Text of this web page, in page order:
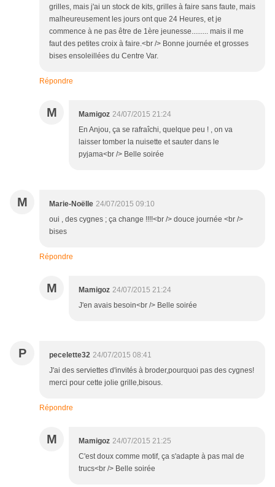
grilles, mais j'ai un stock de kits, grilles à faire sans faute, mais
malheureusement les jours ont que 24 Heures, et je
commence à ne pas être de 1ère jeunesse......... mais il me
faut des petites croix à faire.<br /> Bonne journée et grosses
bises ensoleillées du Centre Var.
Répondre
M Mamigoz 24/07/2015 21:24
En Anjou, ça se rafraîchi, quelque peu ! , on va
laisser tomber la nuisette et sauter dans le
pyjama<br /> Belle soirée
M Marie-Noëlle 24/07/2015 09:10
oui , des cygnes ; ça change !!!!<br /> douce journée <br />
bises
Répondre
M Mamigoz 24/07/2015 21:24
J'en avais besoin<br /> Belle soirée
P pecelette32 24/07/2015 08:41
J'ai des serviettes d'invités à broder,pourquoi pas des cygnes!
merci pour cette jolie grille,bisous.
Répondre
M Mamigoz 24/07/2015 21:25
C'est doux comme motif, ça s'adapte à pas mal de
trucs<br /> Belle soirée